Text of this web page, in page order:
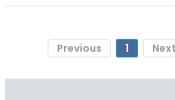
Previous 1 Next